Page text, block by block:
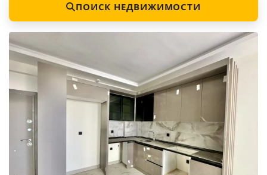
ПОИСК НЕДВИЖИМОСТИ